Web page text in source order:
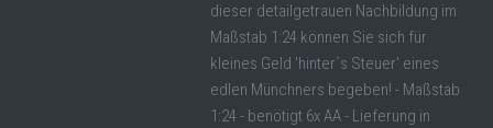
dieser detailgetrauen Nachbildung im
Maßstab 1:24 können Sie sich für
kleines Geld 'hinter´s Steuer' eines
edlen Münchners begeben! - Maßstab
1:24 - benötigt 6x AA - Lieferung in